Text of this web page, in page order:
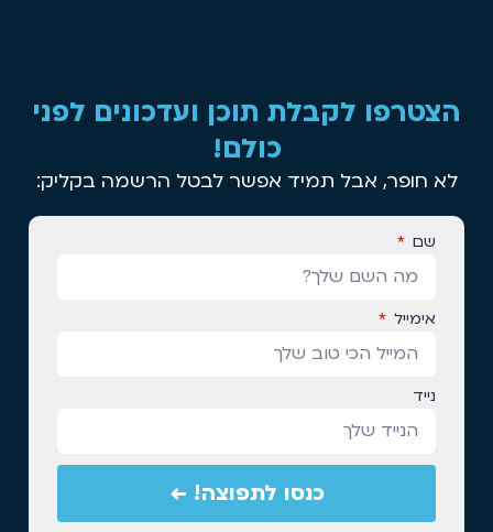
הצטרפו לקבלת תוכן ועדכונים לפני
כולם!
לא חופר, אבל תמיד אפשר לבטל הרשמה בקליק:
שם
אימייל
נייד
כנסו לתפוצה! ←